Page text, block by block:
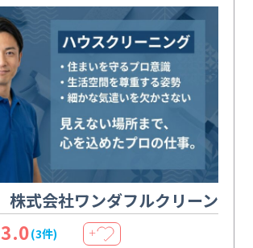
株式会社ワンダフルクリーン
3.0(3件) ＋